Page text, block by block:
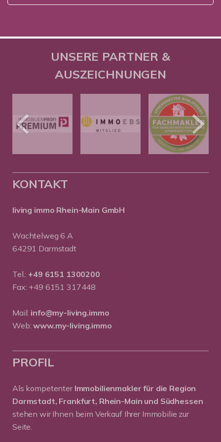
UNSERE PARTNER &
AUSZEICHNUNGEN
KONTAKT
living immo Rhein-Main GmbH
Wachtelweg 6 A
64291 Darmstadt
Tel.: +49 6151 1300200
Fax: +49 6151 317448
Mail: info@my-living.immo
Web:www.my-living.immo
PROFIL
Als kompetenter Immobilienmakler für die Region
Darmstadt, Frankfurt, Rhein-Main und Südhessen
stehen wir Ihnen beim Verkauf Ihrer Immobilie zur
Seite.